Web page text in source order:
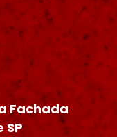
Fachada